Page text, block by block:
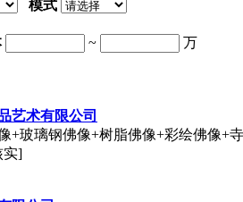
模式
~ 万
艺术有限公司
+玻璃钢佛像+树脂佛像+彩绘佛像+
实]